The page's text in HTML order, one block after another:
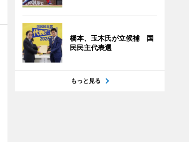
橋本、玉木氏が立候補 国
民民主代表選
もっと見る